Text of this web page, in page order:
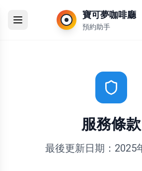
寶可夢咖啡廳
預約助手
服務條款
最後更新日期：2025